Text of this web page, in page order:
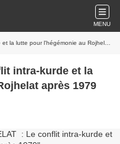
MENU
pour l'hégémonie au Rojhelat après 1979
intra-kurde et la
après 1979